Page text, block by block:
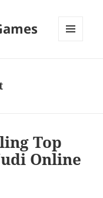
Top
Online